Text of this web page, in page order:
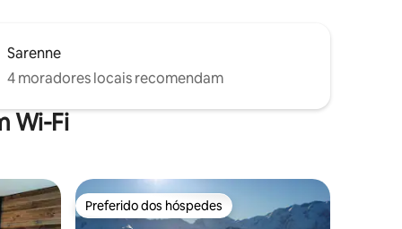
Sarenne
4 moradores locais recomendam
Wi-Fi
Preferido dos hóspedes
Preferido dos hóspedes